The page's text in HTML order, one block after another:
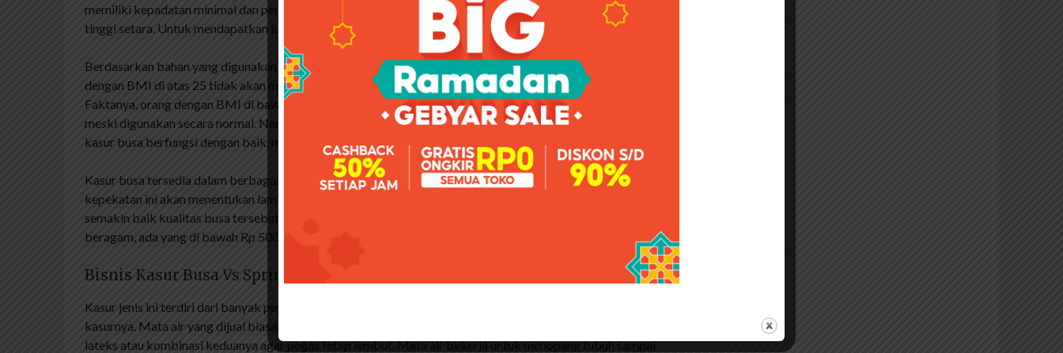
memiliki kepadatan minimal dan pembuangan panas yang buruk, jadi jangan berharap kasur busa memori
tinggi setara. Untuk mendapatkan kasur busa, Anda bisa mencarinya di Ace Hardware.
Berdasarkan bahan yang digunakan dan ukuran spesifik yang digunakan, cukup jelas bahwa siapa pun
dengan BMI di atas 25 tidak akan menemukan banyak kenyamanan atau penyangga dengan kasur busa ini.
Faktanya, orang dengan BMI di bawah 25 mungkin menemukan bahwa kasur busa tidak bertahan lama
meski digunakan secara normal. Namun, untuk keperluan seperti kamar tidur anak atau kamar tidur tamu,
kasur busa berfungsi dengan baik, mengingat harganya yang relatif murah.
Kasur busa tersedia dalam berbagai variasi, dari kepadatan rendah hingga kepadatan tinggi. Tingkat
kepekatan ini akan menentukan lamanya masa garansi, semakin lama masa garansi busa yang dibeli maka
semakin baik kualitas busa tersebut dan tentunya harga yang lebih tinggi. Kisaran harga kasur busa juga
beragam, ada yang di bawah Rp 500 ribu. hingga Rp 1 juta ke atas.
Bisnis Kasur Busa Vs Spring Bed, Mana Yang Menguntungkan?
Kasur jenis ini terdiri dari banyak pegas dan lapisan busa. Semakin banyak pegas, semakin baik kualitas
kasurnya. Mata air yang dijual biasanya 140 mata air per meter persegi. Bahannya menggunakan busa,
lateks atau kombinasi keduanya agar pegas tetap lembut. Mata air bekerja untuk menopang tubuh sampai